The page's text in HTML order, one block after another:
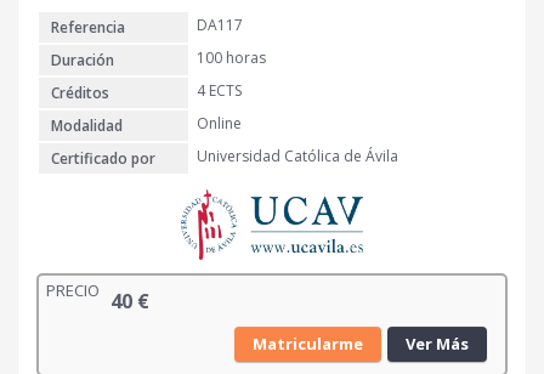
Referencia
DA117
Duración
100 horas
Créditos
4 ECTS
Modalidad
Online
Certificado por
Universidad Católica de Ávila
PRECIO 40 €
Matricularme Ver Más